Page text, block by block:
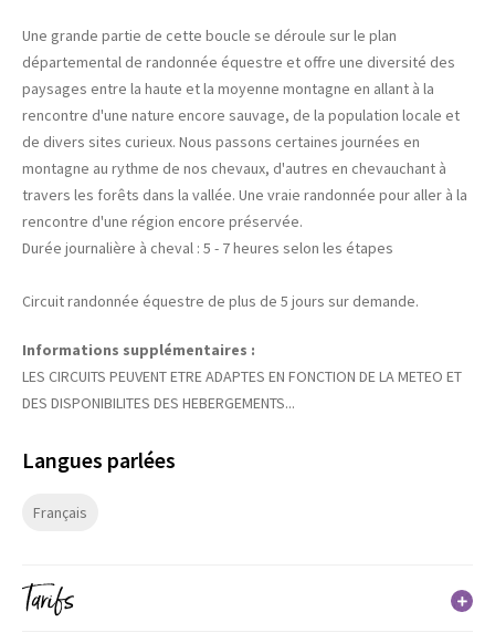
Une grande partie de cette boucle se déroule sur le plan
départemental de randonnée équestre et offre une diversité des
paysages entre la haute et la moyenne montagne en allant à la
rencontre d'une nature encore sauvage, de la population locale et
de divers sites curieux. Nous passons certaines journées en
montagne au rythme de nos chevaux, d'autres en chevauchant à
travers les forêts dans la vallée. Une vraie randonnée pour aller à la
rencontre d'une région encore préservée.
Durée journalière à cheval : 5 - 7 heures selon les étapes
Circuit randonnée équestre de plus de 5 jours sur demande.
Informations supplémentaires :
LES CIRCUITS PEUVENT ETRE ADAPTES EN FONCTION DE LA METEO ET
DES DISPONIBILITES DES HEBERGEMENTS...
Langues parlées
Français
Tarifs